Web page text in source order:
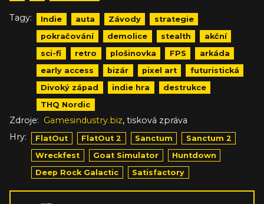
Tagy: Indie auta Závody
strategie
pokračování
demolice stealth
akční
sci-fi
retro plošinovka FPS
arkáda
early access
bizár pixel art
futuristická
Divoký západ
indie hra
destrukce
THQ Nordic
Zdroje: Gamesindustry.biz, tisková zpráva
Hry:
FlatOut FlatOut 2 Sanctum
Sanctum 2
Wreckfest
Goat Simulator
Huntdown
Deep Rock Galactic
Satisfactory